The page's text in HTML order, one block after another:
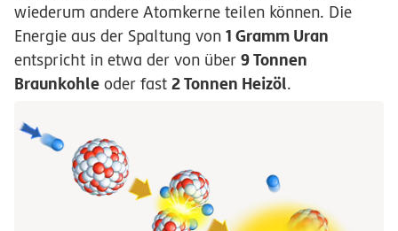
wiederum andere Atomkerne teilen können. Die
Energie aus der Spaltung von 1 Gramm Uran
entspricht in etwa der von über 9 Tonnen
Braunkohle oder fast 2 Tonnen Heizöl.